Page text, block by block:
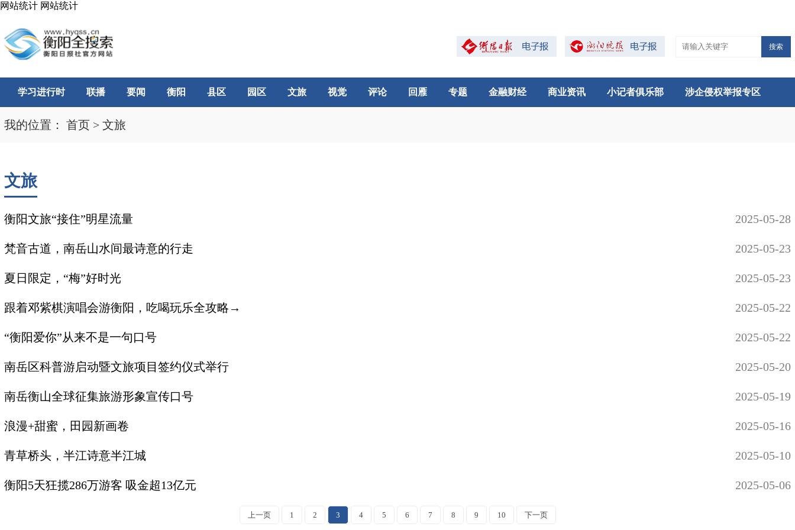
网站统计 网站统计
搜索
学习进行时 联播 要闻 衡阳 县区 园区 文旅 视觉 评论 回雁 专题 金融财经 商业资讯 小记者俱乐部 涉企侵权举报专区
我的位置： 首页 > 文旅
文旅
衡阳文旅“接住”明星流量 2025-05-28
梵音古道，南岳山水间最诗意的行走 2025-05-23
夏日限定，“梅”好时光 2025-05-23
跟着邓紫棋演唱会游衡阳，吃喝玩乐全攻略→ 2025-05-22
“衡阳爱你”从来不是一句口号 2025-05-22
南岳区科普游启动暨文旅项目签约仪式举行 2025-05-20
南岳衡山全球征集旅游形象宣传口号 2025-05-19
浪漫+甜蜜，田园新画卷 2025-05-16
青草桥头，半江诗意半江城 2025-05-10
衡阳5天狂揽286万游客 吸金超13亿元 2025-05-06
上一页 1 2 3 4 5 6 7 8 9 10 下一页